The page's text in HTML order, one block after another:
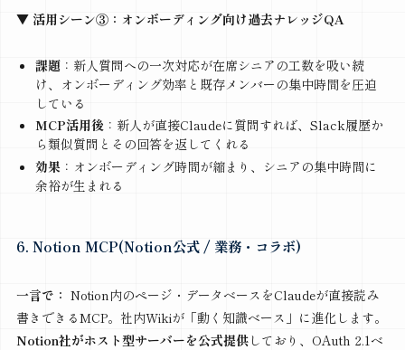
▼ 活用シーン③：オンボーディング向け過去ナレッジQA
課題：新人質問への一次対応が在席シニアの工数を吸い続
け、オンボーディング効率と既存メンバーの集中時間を圧迫
している
MCP活用後：新人が直接Claudeに質問すれば、Slack履歴か
ら類似質問とその回答を返してくれる
効果：オンボーディング時間が縮まり、シニアの集中時間に
余裕が生まれる
6. Notion MCP(Notion公式 / 業務・コラボ)
一言で： Notion内のページ・データベースをClaudeが直接読み
書きできるMCP。社内Wikiが「動く知識ベース」に進化します。
Notion社がホスト型サーバーを公式提供しており、OAuth 2.1ベ